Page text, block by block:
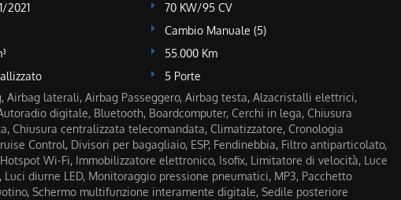
2021
70 KW/95 CV
Cambio Manuale (5)
55.000 Km
5 Porte
Airbag laterali, Airbag Passeggero, Airbag testa, Alzacristalli elettrici,
digitale, Bluetooth, Boardcomputer, Cerchi in lega, Chiusura
Chiusura centralizzata telecomandata, Climatizzatore, Cronologia
Control, Divisori per bagagliaio, ESP, Fendinebbia, Filtro antiparticolato,
Wi-Fi, Immobilizzatore elettronico, Isofix, Limitatore di velocità, Luce
Luci diurne LED, Monitoraggio pressione pneumatici, MP3, Pacchetto
Schermo multifunzione interamente digitale, Sedile posteriore